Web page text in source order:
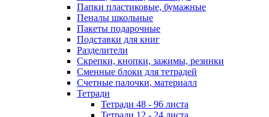
Папки пластиковые, бумажные
Пеналы школьные
Пакеты подарочные
Подставки для книг
Разделители
Скрепки, кнопки, зажимы, резинки
Сменные блоки для тетрадей
Счетные палочки, материалл
Тетради
Тетради 48 - 96 листа
Тетради 12 - 24 листа